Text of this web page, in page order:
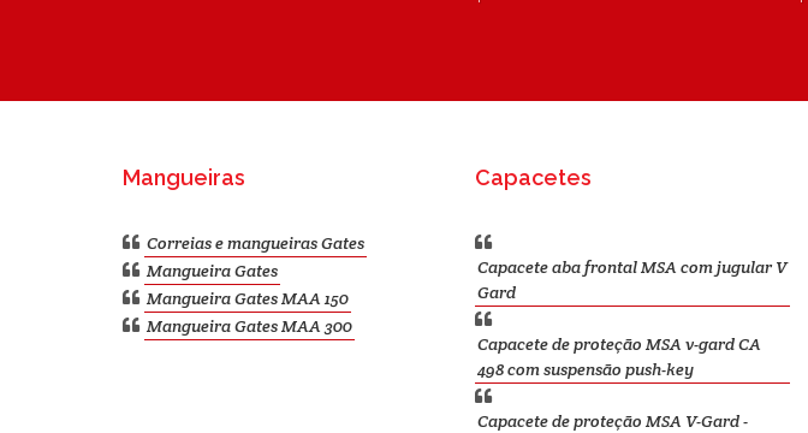
Mangueiras
Correias e mangueiras Gates
Mangueira Gates
Mangueira Gates MAA 150
Mangueira Gates MAA 300
Capacetes
Capacete aba frontal MSA com jugular V
Gard
Capacete de proteção MSA v-gard CA
498 com suspensão push-key
Capacete de proteção MSA V-Gard -